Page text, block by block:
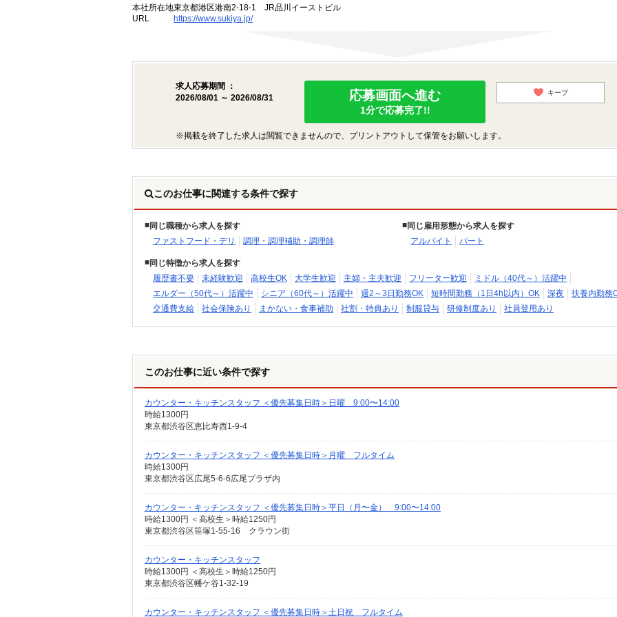
本社所在地東京都港区港南2-18-1 JR品川イーストビル
URL
https://www.sukiya.jp/
求人応募期間 ：
2026/08/01 ～ 2026/08/31
応募画面へ進む
1分で応募完了!!
キープ
※掲載を終了した求人は閲覧できませんので、プリントアウトして保管をお願いします。
このお仕事に関連する条件で探す
同じ職種から求人を探す
ファストフード・デリ
調理・調理補助・調理師
同じ雇用形態から求人を探す
アルバイト
パート
同じ特徴から求人を探す
履歴書不要
未経験歓迎 高校生OK 大学生歓迎 主婦・主夫歓迎 フリーター歓迎
ミドル（40代～）活躍中
エルダー（50代～）活躍中
シニア（60代～）活躍中 週2～3日勤務OK 短時間勤務（1日4h以内）OK 深夜
扶養内勤務
交通費支給
社会保険あり まかない・食事補助 社割・特典あり 制服貸与 研修制度あり 社員登用あり
このお仕事に近い条件で探す
カウンター・キッチンスタッフ ＜優先募集日時＞日曜 9:00〜14:00
時給1300円
東京都渋谷区恵比寿西1-9-4
カウンター・キッチンスタッフ ＜優先募集日時＞月曜 フルタイム
時給1300円
東京都渋谷区広尾5-6-6広尾プラザ内
カウンター・キッチンスタッフ ＜優先募集日時＞平日（月〜金） 9:00〜14:00
時給1300円 ＜高校生＞時給1250円
東京都渋谷区笹塚1-55-16 クラウン街
カウンター・キッチンスタッフ
時給1300円 ＜高校生＞時給1250円
東京都渋谷区幡ケ谷1-32-19
カウンター・キッチンスタッフ ＜優先募集日時＞土日祝 フルタイム